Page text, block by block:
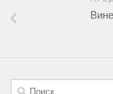
Найти: